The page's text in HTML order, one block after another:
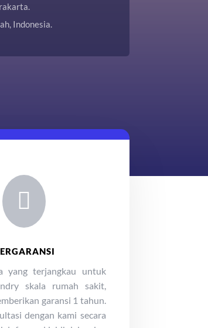
Indonesia.

yang terjangkau untuk
skala rumah sakit,
garansi 1 tahun.
dengan kami secara